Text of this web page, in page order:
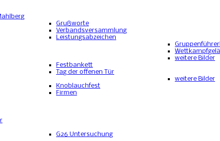
Grußworte
Verbandsversammlung
Leistungsabzeichen
weitere Bilder
Festbankett
Tag der offenen Tür
weitere Bilder
Knoblauchfest
Firmen
G26 Untersuchung